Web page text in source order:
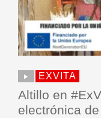
EXVITA
Altillo en
electrónica